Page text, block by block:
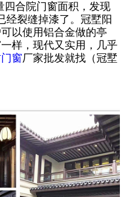
四合院门窗面积，发现
经裂缝掉漆了。冠墅阳
以使用铝合金做的亭
样，现代又实用，几乎
窗厂家批发就找（冠墅